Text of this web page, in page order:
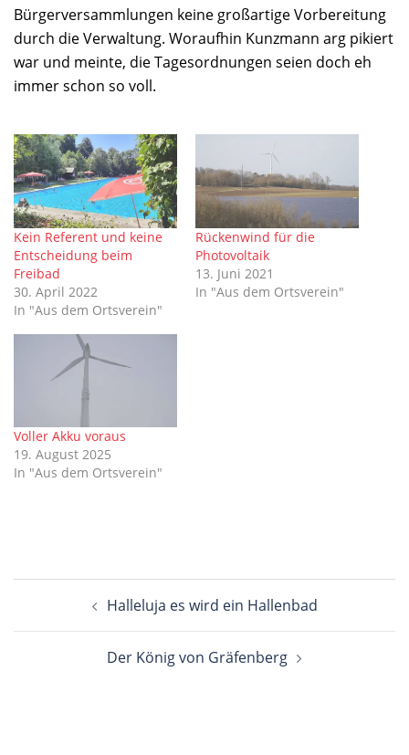
Bürgerversammlungen keine großartige Vorbereitung
durch die Verwaltung. Woraufhin Kunzmann arg pikiert
war und meinte, die Tagesordnungen seien doch eh
immer schon so voll.
Kein Referent und keine
Entscheidung beim
Freibad
30. April 2022
In "Aus dem Ortsverein"
Rückenwind für die
Photovoltaik
13. Juni 2021
In "Aus dem Ortsverein"
Voller Akku voraus
19. August 2025
In "Aus dem Ortsverein"
Halleluja es wird ein Hallenbad
Der König von Gräfenberg